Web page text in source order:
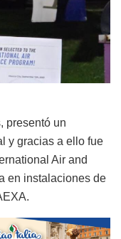
presentó un
y gracias a ello fue
Air and
en instalaciones de